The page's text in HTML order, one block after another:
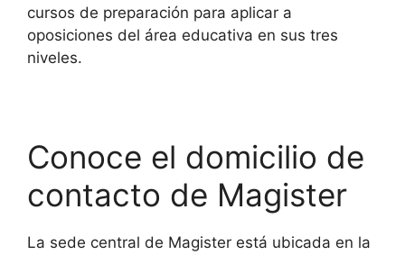
cursos de preparación para aplicar a
oposiciones del área educativa en sus tres
niveles.
Conoce el domicilio de
contacto de Magister
La sede central de Magister está ubicada en la